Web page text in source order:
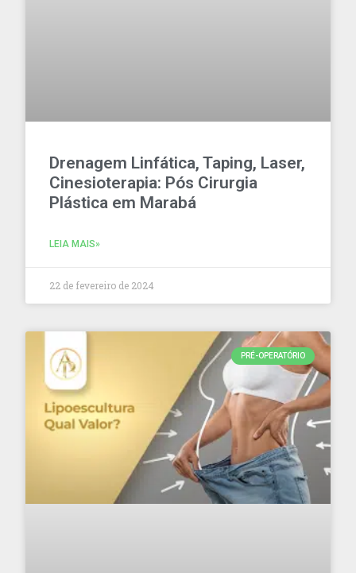
Drenagem Linfática, Taping, Laser,
Cinesioterapia: Pós Cirurgia
Plástica em Marabá
LEIA MAIS»
22 de fevereiro de 2024
PRÉ-OPERATÓRIO